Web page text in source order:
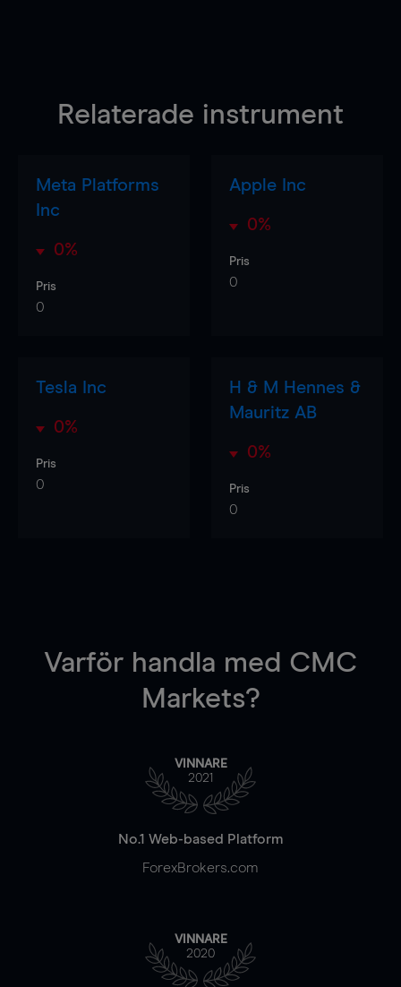
Relaterade instrument
Meta Platforms
Inc
0%
Pris
0
Apple Inc
0%
Pris
0
Tesla Inc
0%
Pris
0
H & M Hennes &
Mauritz AB
0%
Pris
0
Varför handla med CMC
Markets?
VINNARE
2021
No.1 Web-based Platform
ForexBrokers.com
VINNARE
2020